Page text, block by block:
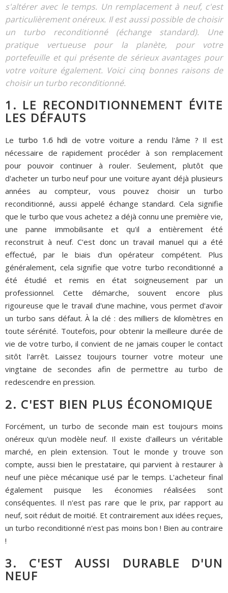
s'altérer avec le temps. Un remplacement à neuf, c'est
particulièrement onéreux. Il est aussi possible de choisir
un turbo reconditionné (échange standard). Une
pratique vertueuse pour la planète, pour votre
portefeuille et qui présente de sérieux avantages pour
votre voiture également. Voici cinq bonnes raisons de
choisir un turbo reconditionné.
1. LE RECONDITIONNEMENT ÉVITE
LES DÉFAUTS
Le turbo 1.6 hdi de votre voiture a rendu l'âme ? Il est
nécessaire de rapidement procéder à son remplacement
pour pouvoir continuer à rouler. Seulement, plutôt que
d'acheter un turbo neuf pour une voiture ayant déjà plusieurs
années au compteur, vous pouvez choisir un turbo
reconditionné, aussi appelé échange standard. Cela signifie
que le turbo que vous achetez a déjà connu une première vie,
une panne immobilisante et qu'il a entièrement été
reconstruit à neuf. C'est donc un travail manuel qui a été
effectué, par le biais d'un opérateur compétent. Plus
généralement, cela signifie que votre turbo reconditionné a
été étudié et remis en état soigneusement par un
professionnel. Cette démarche, souvent encore plus
rigoureuse que le travail d'une machine, vous permet d'avoir
un turbo sans défaut. À la clé : des milliers de kilomètres en
toute sérénité. Toutefois, pour obtenir la meilleure durée de
vie de votre turbo, il convient de ne jamais couper le contact
sitôt l'arrêt. Laissez toujours tourner votre moteur une
vingtaine de secondes afin de permettre au turbo de
redescendre en pression.
2. C'EST BIEN PLUS ÉCONOMIQUE
Forcément, un turbo de seconde main est toujours moins
onéreux qu'un modèle neuf. Il existe d'ailleurs un véritable
marché, en plein extension. Tout le monde y trouve son
compte, aussi bien le prestataire, qui parvient à restaurer à
neuf une pièce mécanique usé par le temps. L'acheteur final
également puisque les économies réalisées sont
conséquentes. Il n'est pas rare que le prix, par rapport au
neuf, soit réduit de moitié. Et contrairement aux idées reçues,
un turbo reconditionné n'est pas moins bon ! Bien au contraire
!
3. C'EST AUSSI DURABLE D'UN
NEUF